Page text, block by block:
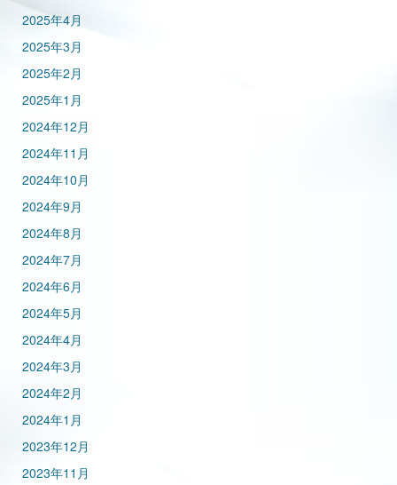
2025年4月
2025年3月
2025年2月
2025年1月
2024年12月
2024年11月
2024年10月
2024年9月
2024年8月
2024年7月
2024年6月
2024年5月
2024年4月
2024年3月
2024年2月
2024年1月
2023年12月
2023年11月